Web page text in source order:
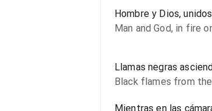
Hombre y Dios,
Man and God, in fire
Llamas negras
Black flames from
Mientras en las